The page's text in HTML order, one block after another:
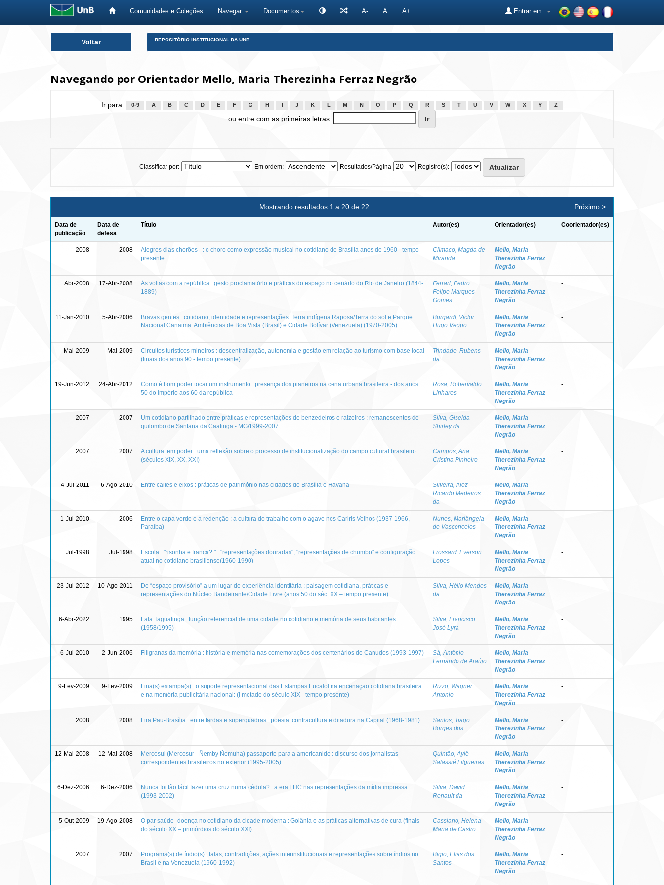
Comunidades e Coleções Navegar Documentos A- A A+ Entrar em:
Voltar REPOSITÓRIO INSTITUCIONAL DA UNB
Navegando por Orientador Mello, Maria Therezinha Ferraz Negrão
Ir para: 0-9 A B C D E F G H J K L M N O P Q R S T U V W X Y Z
ou entre com as primeiras letras:
Classificar por: Em ordem: Resultados/Página Registro(s):
Mostrando resultados 1 a 20 de 22 Próximo >
Data de
publicação
Data de
defesa
Título Autor(es) Orientador(es) Coorientador(es)
2008 2008
Alegres dias chorões - : o choro como expressão musical no cotidiano de Brasília anos de 1960 - tempo
presente
Clímaco, Magda de
Miranda
Mello, Maria
Therezinha Ferraz
Negrão
-
Abr-2008 17-Abr-2008
Às voltas com a república : gesto proclamatório e práticas do espaço no cenário do Rio de Janeiro (1844-
1889)
Ferrari, Pedro
Felipe Marques
Gomes
Mello, Maria
Therezinha Ferraz
Negrão
-
11-Jan-2010 5-Abr-2006
Bravas gentes : cotidiano, identidade e representações. Terra indígena Raposa/Terra do sol e Parque
Nacional Canaima. Ambiências de Boa Vista (Brasil) e Cidade Bolívar (Venezuela) (1970-2005)
Burgardt, Victor
Hugo Veppo
Mello, Maria
Therezinha Ferraz
Negrão
-
Mai-2009 Mai-2009
Circuitos turísticos mineiros : descentralização, autonomia e gestão em relação ao turismo com base local
(finais dos anos 90 - tempo presente)
Trindade, Rubens
da
Mello, Maria
Therezinha Ferraz
Negrão
-
19-Jun-2012 24-Abr-2012
Como é bom poder tocar um instrumento : presença dos pianeiros na cena urbana brasileira - dos anos
50 do império aos 60 da república
Rosa, Robervaldo
Linhares
Mello, Maria
Therezinha Ferraz
Negrão
-
2007 2007
Um cotidiano partilhado entre práticas e representações de benzedeiros e raizeiros : remanescentes de
quilombo de Santana da Caatinga - MG/1999-2007
Silva, Giselda
Shirley da
Mello, Maria
Therezinha Ferraz
Negrão
-
2007 2007
A cultura tem poder : uma reflexão sobre o processo de institucionalização do campo cultural brasileiro
(séculos XIX, XX, XXI)
Campos, Ana
Cristina Pinheiro
Mello, Maria
Therezinha Ferraz
Negrão
-
4-Jul-2011 6-Ago-2010 Entre calles e eixos : práticas de patrimônio nas cidades de Brasília e Havana
Silveira, Alez
Ricardo Medeiros
da
Mello, Maria
Therezinha Ferraz
Negrão
-
1-Jul-2010 2006
Entre o capa verde e a redenção : a cultura do trabalho com o agave nos Cariris Velhos (1937-1966,
Paraíba)
Nunes, Mariângela
de Vasconcelos
Mello, Maria
Therezinha Ferraz
Negrão
-
Jul-1998 Jul-1998
Escola : "risonha e franca? " : "representações douradas", "representações de chumbo" e configuração
atual no cotidiano brasiliense(1960-1990)
Frossard, Everson
Lopes
Mello, Maria
Therezinha Ferraz
Negrão
-
23-Jul-2012 10-Ago-2011
De “espaço provisório” a um lugar de experiência identitária : paisagem cotidiana, práticas e
representações do Núcleo Bandeirante/Cidade Livre (anos 50 do séc. XX – tempo presente)
Silva, Hélio Mendes
da
Mello, Maria
Therezinha Ferraz
Negrão
-
6-Abr-2022 1995
Fala Taguatinga : função referencial de uma cidade no cotidiano e memória de seus habitantes
(1958/1995)
Silva, Francisco
José Lyra
Mello, Maria
Therezinha Ferraz
Negrão
-
6-Jul-2010 2-Jun-2006 Filigranas da memória : história e memória nas comemorações dos centenários de Canudos (1993-1997)
Sá, Antônio
Fernando de Araújo
Mello, Maria
Therezinha Ferraz
Negrão
-
9-Fev-2009 9-Fev-2009
Fina(s) estampa(s) : o suporte representacional das Estampas Eucalol na encenação cotidiana brasileira
e na memória publicitária nacional: (I metade do século XIX - tempo presente)
Rizzo, Wagner
Antonio
Mello, Maria
Therezinha Ferraz
Negrão
-
2008 2008 Lira Pau-Brasília : entre fardas e superquadras : poesia, contracultura e ditadura na Capital (1968-1981)
Santos, Tiago
Borges dos
Mello, Maria
Therezinha Ferraz
Negrão
-
12-Mai-2008 12-Mai-2008
Mercosul (Mercosur - Ñemby Ñemuha) passaporte para a americanide : discurso dos jornalistas
correspondentes brasileiros no exterior (1995-2005)
Quintão, Aylê-
Salassié Filgueiras
Mello, Maria
Therezinha Ferraz
Negrão
-
6-Dez-2006 6-Dez-2006
Nunca foi tão fácil fazer uma cruz numa cédula? : a era FHC nas representações da mídia impressa
(1993-2002)
Silva, David
Renault da
Mello, Maria
Therezinha Ferraz
Negrão
-
5-Out-2009 19-Ago-2008
O par saúde–doença no cotidiano da cidade moderna : Goiânia e as práticas alternativas de cura (finais
do século XX – primórdios do século XXI)
Cassiano, Helena
Maria de Castro
Mello, Maria
Therezinha Ferraz
Negrão
-
2007 2007
Programa(s) de índio(s) : falas, contradições, ações interinstitucionais e representações sobre índios no
Brasil e na Venezuela (1960-1992)
Bigio, Elias dos
Santos
Mello, Maria
Therezinha Ferraz
Negrão
-